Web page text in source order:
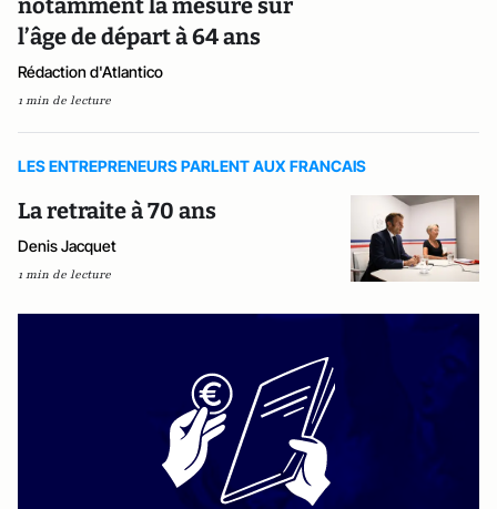
notamment la mesure sur
l’âge de départ à 64 ans
Rédaction d'Atlantico
1 min de lecture
LES ENTREPRENEURS PARLENT AUX FRANCAIS
La retraite à 70 ans
Denis Jacquet
1 min de lecture